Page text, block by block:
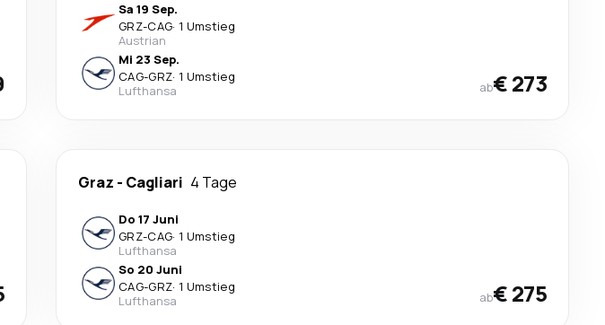
Sa 19 Sep.
GRZ-CAG· 1 Umstieg
Austrian
Mi 23 Sep.
CAG-GRZ· 1 Umstieg
Lufthansa
ab€ 273
Graz - Cagliari 4 Tage
Do 17 Juni
GRZ-CAG· 1 Umstieg
Lufthansa
So 20 Juni
CAG-GRZ· 1 Umstieg
Lufthansa
ab€ 275